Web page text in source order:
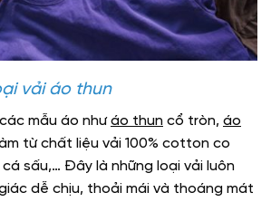
vải áo thun
mẫu áo nhưáo thun cổ tròn, áo
từ chất liệu vải 100% cotton co
sấu,… Đây là những loại vải luôn
dễ chịu, thoải mái và thoáng mát